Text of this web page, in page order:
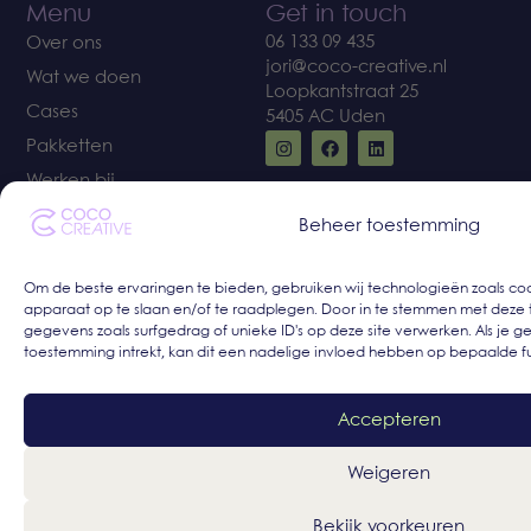
Beheer toestemming
Om de beste ervaringen te bieden, gebruiken wij technologieën zoals
apparaat op te slaan en/of te raadplegen. Door in te stemmen met deze
gegevens zoals surfgedrag of unieke ID's op deze site verwerken. Als je
toestemming intrekt, kan dit een nadelige invloed hebben op bepaalde
Accepteren
Weigeren
Bekijk voorkeuren
Menu
Over ons
Wat we doen
Cases
Pakketten
Werken bij
Blog
Get in touch
06 133 09 435
jori@coco-creative.nl
Loopkantstraat 25
5405 AC Uden
Ready, set, GO!
Voor starters én groeiers: Kickstart Your Branding voor
merkversterking en doorgroei.
© 2025 COCO Creative |Algemene voorwaarden|AVG
Privacy policy